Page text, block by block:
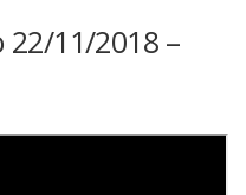
22/11/2018 –